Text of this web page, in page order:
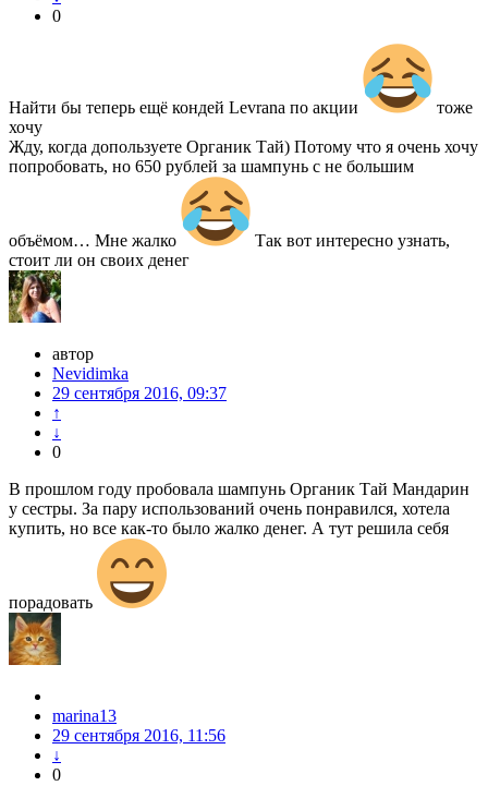
0
Найти бы теперь ещё кондей Levrana по акции
тоже
хочу
Жду, когда допользуете Органик Тай) Потому что я очень хочу
попробовать, но 650 рублей за шампунь с не большим
объёмом… Мне жалко
Так вот интересно узнать,
стоит ли он своих денег
автор
Nevidimka
29 сентября 2016, 09:37
↑
↓
0
В прошлом году пробовала шампунь Органик Тай Мандарин
у сестры. За пару использований очень понравился, хотела
купить, но все как-то было жалко денег. А тут решила себя
порадовать
marina13
29 сентября 2016, 11:56
↓
0